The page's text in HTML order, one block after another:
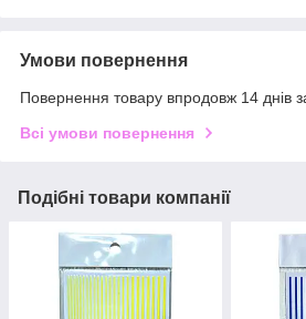
Умови повернення
Повернення товару впродовж 14 днів
Всі умови повернення
Подібні товари компанії